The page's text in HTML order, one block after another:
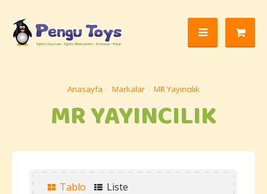
Markalar MR Yayıncılık
MR YAYINCILIK
Tablo Liste